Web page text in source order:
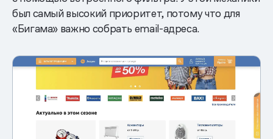
был самый высокий приоритет, потому что для
«Бигама» важно собрать email-адреса.